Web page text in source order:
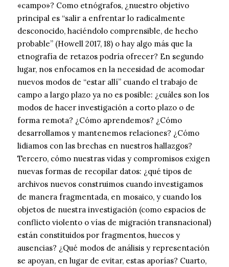
«campo»? Como etnógrafos, ¿nuestro objetivo
principal es “salir a enfrentar lo radicalmente
desconocido, haciéndolo comprensible, de hecho
probable” (Howell 2017, 18) o hay algo más que la
etnografía de retazos podría ofrecer? En segundo
lugar, nos enfocamos en la necesidad de acomodar
nuevos modos de “estar allí” cuando el trabajo de
campo a largo plazo ya no es posible: ¿cuáles son los
modos de hacer investigación a corto plazo o de
forma remota? ¿Cómo aprendemos? ¿Cómo
desarrollamos y mantenemos relaciones? ¿Cómo
lidiamos con las brechas en nuestros hallazgos?
Tercero, cómo nuestras vidas y compromisos exigen
nuevas formas de recopilar datos: ¿qué tipos de
archivos nuevos construimos cuando investigamos
de manera fragmentada, en mosaico, y cuando los
objetos de nuestra investigación (como espacios de
conflicto violento o vías de migración transnacional)
están constituidos por fragmentos, huecos y
ausencias? ¿Qué modos de análisis y representación
se apoyan, en lugar de evitar, estas aporías? Cuarto,